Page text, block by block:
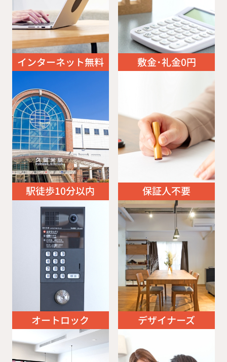
インターネット無料 敷金･礼金0円
駅徒歩10分以内 保証人不要
オートロック デザイナーズ